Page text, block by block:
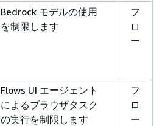
Bedrock モデルの使用
を制限します
フ
ロ
ー
Flows UI エージェント
によるブラウザタスク
の実行を制限します
フ
ロ
ー